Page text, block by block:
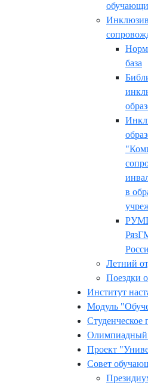
база
в
Летний
Поездки
Институт
Модуль
Студенческое
Олимпиадный
Проект
Совет